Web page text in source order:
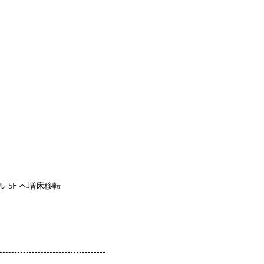
5F へ増床移転